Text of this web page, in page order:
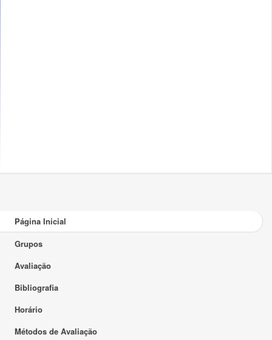
Página Inicial
Grupos
Avaliação
Bibliografia
Horário
Métodos de Avaliação